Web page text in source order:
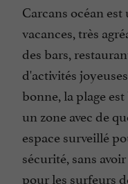
Carcans océan
vacances, très
des bars,
d'activités
bonne, la plage
un zone avec de
espace surveillé
sécurité, sans
pour les surfeurs